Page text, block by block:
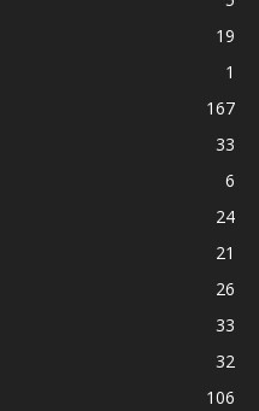
19
1
167
33
6
24
21
26
33
32
106